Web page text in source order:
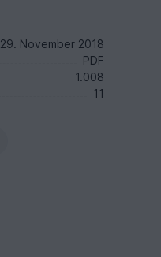
29. November 2018
PDF
1.008
11